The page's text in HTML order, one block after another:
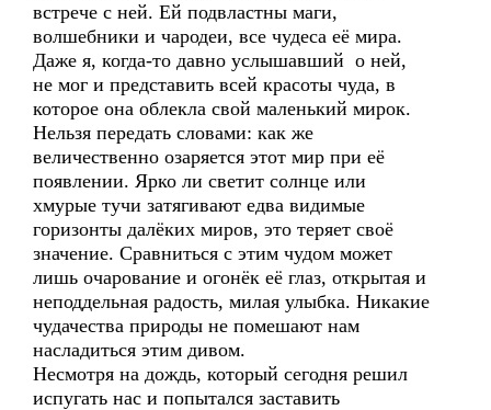
встрече с ней. Ей подвластны маги,
волшебники и чародеи, все чудеса её мира.
Даже я, когда-то давно услышавший о ней,
не мог и представить всей красоты чуда, в
которое она облекла свой маленький мирок.
Нельзя передать словами: как же
величественно озаряется этот мир при её
появлении. Ярко ли светит солнце или
хмурые тучи затягивают едва видимые
горизонты далёких миров, это теряет своё
значение. Сравниться с этим чудом может
лишь очарование и огонёк её глаз, открытая и
неподдельная радость, милая улыбка. Никакие
чудачества природы не помешают нам
насладиться этим дивом.
Несмотря на дождь, который сегодня решил
испугать нас и попытался заставить